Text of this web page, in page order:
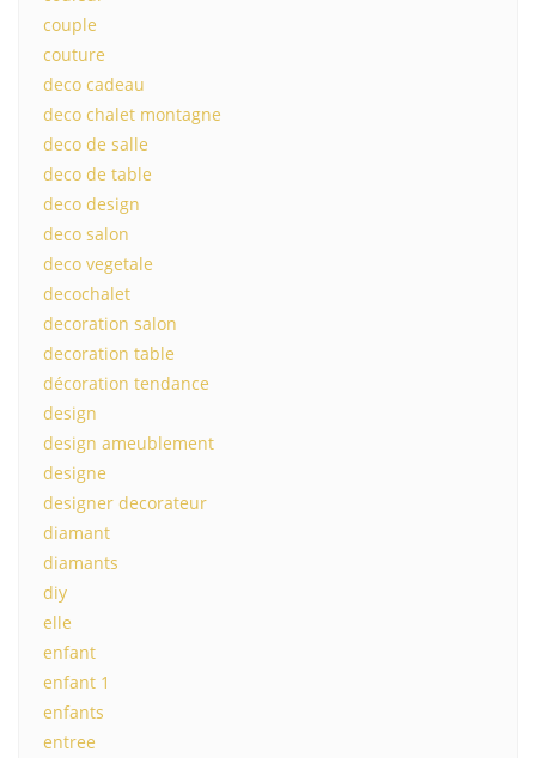
couple
couture
deco cadeau
deco chalet montagne
deco de salle
deco de table
deco design
deco salon
deco vegetale
decochalet
decoration salon
decoration table
décoration tendance
design
design ameublement
designe
designer decorateur
diamant
diamants
diy
elle
enfant
enfant 1
enfants
entree